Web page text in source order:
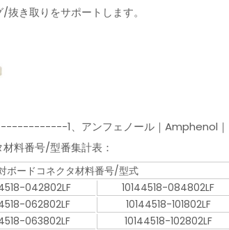
き取りをサポートします。
、アンフェノール｜Amphenol｜
料番号/型番集計表：
ードコネクタ材料番号/型式
042802LF
10144518-084802LF
062802LF
10144518-101802LF
063802LF
10144518-102802LF